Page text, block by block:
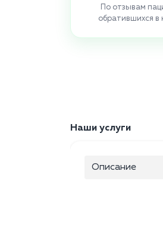
По отзывам
обратившихся в
Наши услуги
Описание